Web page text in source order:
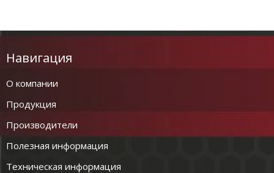
Навигация
О компании
Продукция
Производители
Полезная информация
Техническая информация